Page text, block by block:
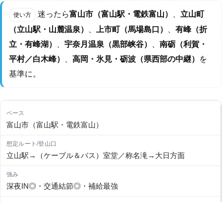
使い方 迷ったら富山市（富山駅・電鉄富山）
立山町
（立山駅・山麓温泉）
上市町（馬場島口）
有峰（折
立・有峰湖）
宇奈月温泉（黒部峡谷）
南砺（利賀・
平村／白木峰）
高岡・氷見・砺波（県西部の中継）
を
基準に。
富山市（富山駅・電鉄富山）
立山駅→（ケーブル＆バス）室堂／称名滝→大日方面
深夜IN◎・交通結節◎・補給最強